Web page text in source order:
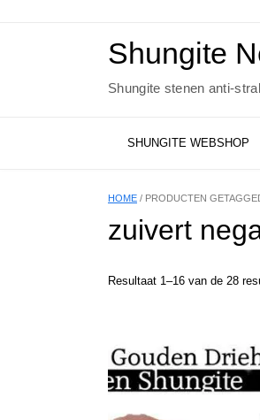
Shungite
Shungite stenen anti-
SHUNGITE WEBSHOP
HOME / PRODUCTEN
zuivert
Resultaat 1–16 van de 28